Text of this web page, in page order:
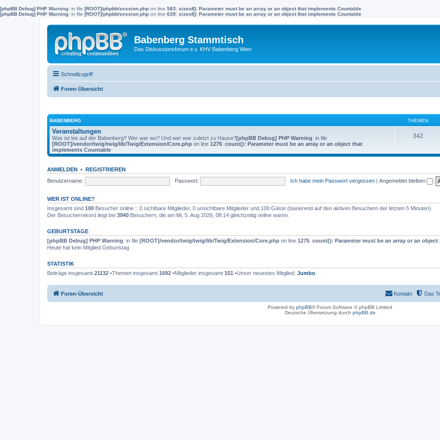
[phpBB Debug] PHP Warning: in file [ROOT]/phpbb/session.php on line 583: sizeof(): Parameter must be an array or an object that implements Countable
[phpBB Debug] PHP Warning: in file [ROOT]/phpbb/session.php on line 639: sizeof(): Parameter must be an array or an object that implements Countable
Babenberg Stammtisch
Das Diskussionsforum e.v. KHV Babenberg Wien
Schnellzugriff
Foren-Übersicht
BABENBERG THEMEN
Veranstaltungen
Was ist los auf der Babenberg? Wer war wo? Und wer war zuletzt zu Hause?[phpBB Debug] PHP Warning: in file
[ROOT]/vendor/twig/twig/lib/Twig/Extension/Core.php on line 1275: count(): Parameter must be an array or an object that
implements Countable
342
ANMELDEN • REGISTRIEREN
Benutzername:
Passwort: Ich habe mein Passwort vergessen | Angemeldet bleiben
WER IST ONLINE?
Insgesamt sind 100 Besucher online :: 0 sichtbare Mitglieder, 0 unsichtbare Mitglieder und 100 Gäste (basierend auf den aktiven Besuchern der letzten 5 Minuten)
Der Besucherrekord liegt bei 3940 Besuchern, die am Mi, 5. Aug 2026, 08:14 gleichzeitig online waren.
GEBURTSTAGE
[phpBB Debug] PHP Warning: in file [ROOT]/vendor/twig/twig/lib/Twig/Extension/Core.php on line 1275: count(): Parameter must be an array or an
Heute hat kein Mitglied Geburtstag
STATISTIK
Beiträge insgesamt 21132 •Themen insgesamt 1692 •Mitglieder insgesamt 151 •Unser neuestes Mitglied: Jumbo
Foren-Übersicht Das
Kontakt
Powered by phpBB® Forum Software © phpBB Limited
Deutsche Übersetzung durch phpBB.de